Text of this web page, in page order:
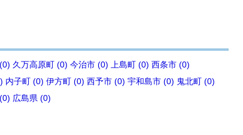
久万高原町 (0) 今治市 (0) 上島町 (0) 西条市 (0)
内子町 (0) 伊方町 (0) 西予市 (0) 宇和島市 (0) 鬼北町 (0)
広島県 (0)